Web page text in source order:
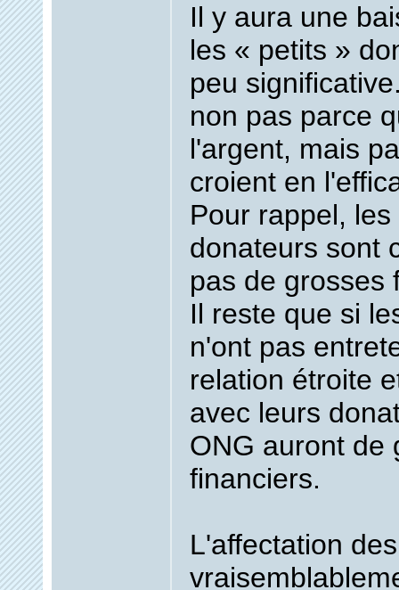
Il y aura une
les « petits »
peu
non pas parce
l'argent, mais
croient en
Pour rappel,
donateurs sont
pas de grosses
Il reste que si
n'ont pas
relation étroite
avec leurs
ONG auront de
financiers.
L'affectation